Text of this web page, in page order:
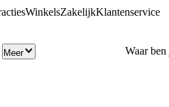
WinkelsZakelijkKlantenservice
Meer